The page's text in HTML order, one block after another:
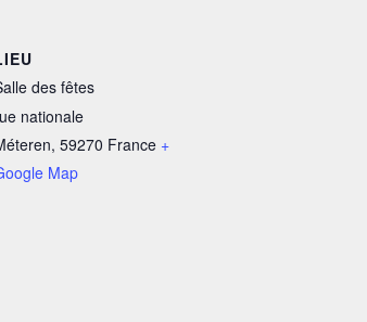
des fêtes
nationale
, 59270 France +
Map